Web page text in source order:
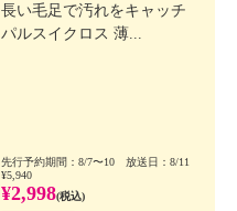
長い毛足で汚れをキャッチ
パルスイクロス 薄...
先行予約期間：8/7〜10 放送日：8/11
¥5,940
¥2,998(税込)